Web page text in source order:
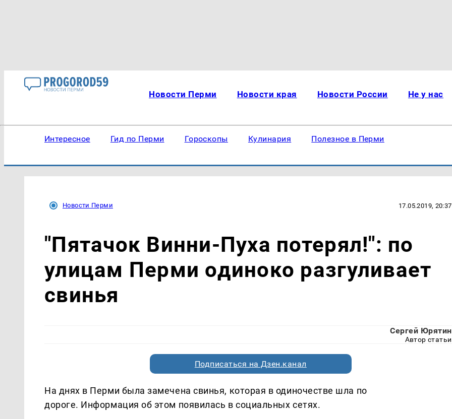
Новости Перми Новости края Новости России Не у нас
Интересное Гид по Перми Гороскопы Кулинария Полезное в Перми
Новости Перми 17.05.2019, 20:37
"Пятачок Винни-Пуха потерял!": по
улицам Перми одиноко разгуливает
свинья
Сергей Юрятин
Автор статьи
Подписаться на Дзен.канал
На днях в Перми была замечена свинья, которая в одиночестве шла по
дороге. Информация об этом появилась в социальных сетях.